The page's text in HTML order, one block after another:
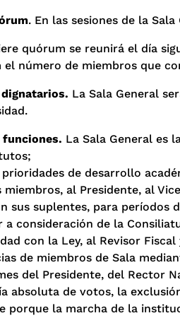
. En las sesiones de la
quórum se reunirá el día
número de miembros que
dignatarios. La Sala General
funciones. La Sala General es
de desarrollo
miembros, al Presidente, al
sus suplentes, para períodos
a consideración de la
con la Ley, al Revisor
de miembros de Sala
del Presidente, del Rector
absoluta de votos, la
porque la marcha de la